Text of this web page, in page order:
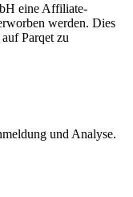
eine Affiliate-
werden. Dies
Parqet zu
und Analyse.